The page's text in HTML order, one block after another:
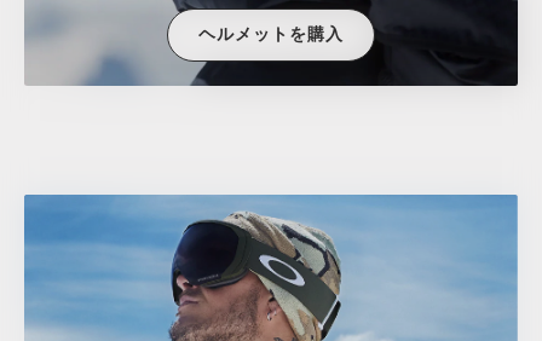
ヘルメットを購入